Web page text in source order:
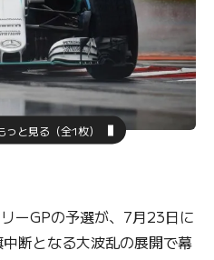
と見る（全1枚）
ーGPの予選が、7月23日に
断となる大波乱の展開で幕